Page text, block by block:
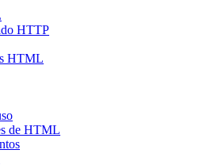
HTTP
HTML
de HTML